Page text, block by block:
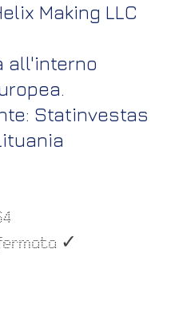
✓
Making LLC
all'interno
Statinvestas